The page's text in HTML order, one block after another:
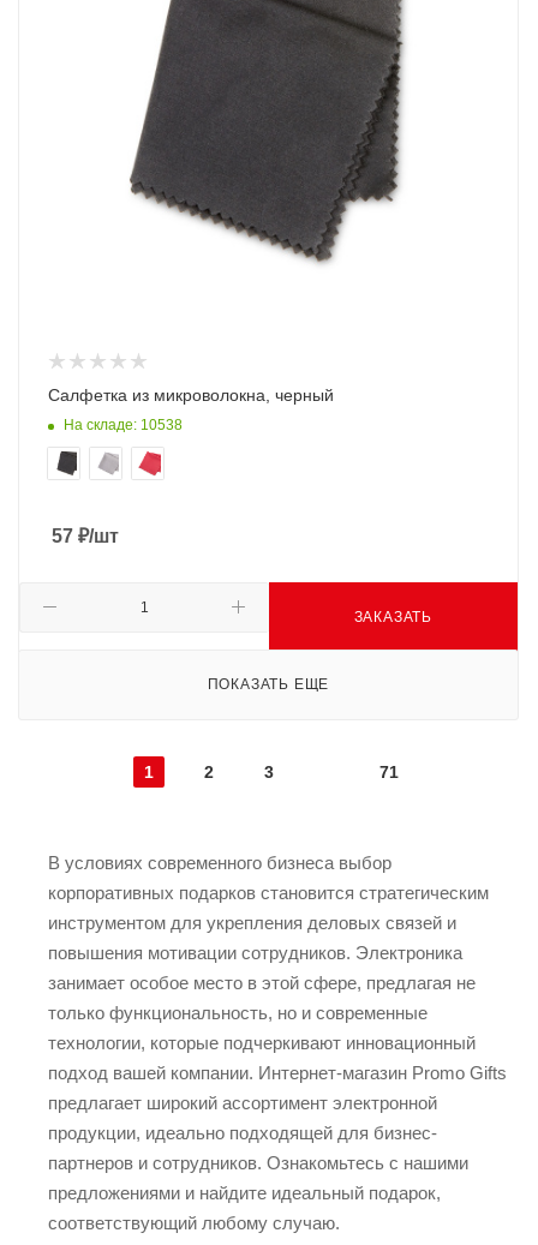
Салфетка из микроволокна, черный
На складе: 10538
57 ₽/шт
ЗАКАЗАТЬ
ПОКАЗАТЬ ЕЩЕ
1 2 3 71
В условиях современного бизнеса выбор
корпоративных подарков становится стратегическим
инструментом для укрепления деловых связей и
повышения мотивации сотрудников. Электроника
занимает особое место в этой сфере, предлагая не
только функциональность, но и современные
технологии, которые подчеркивают инновационный
подход вашей компании. Интернет-магазин Promo Gifts
предлагает широкий ассортимент электронной
продукции, идеально подходящей для бизнес-
партнеров и сотрудников. Ознакомьтесь с нашими
предложениями и найдите идеальный подарок,
соответствующий любому случаю.